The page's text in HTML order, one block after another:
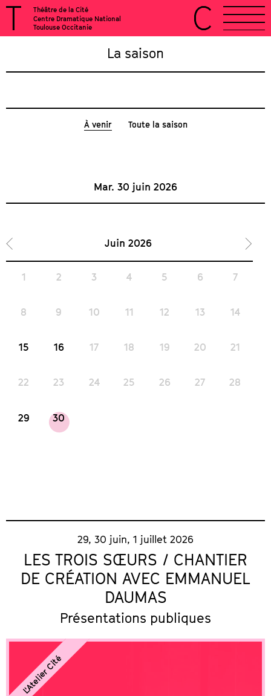
Théâtre de la Cité
Centre Dramatique National
Toulouse Occitanie
À venir Toute la saison
La saison
Mar. 30 juin 2026
Juin 2026
1 2 3 4 5 6 7
8 9 10 11 12 13 14
15 16 17 18 19 20 21
22 23 24 25 26 27 28
29 30
L'Atelier Cité
29, 30 juin, 1 juillet 2026
LES TROIS SŒURS / CHANTIER
DE CRÉATION AVEC EMMANUEL
DAUMAS
Présentations publiques